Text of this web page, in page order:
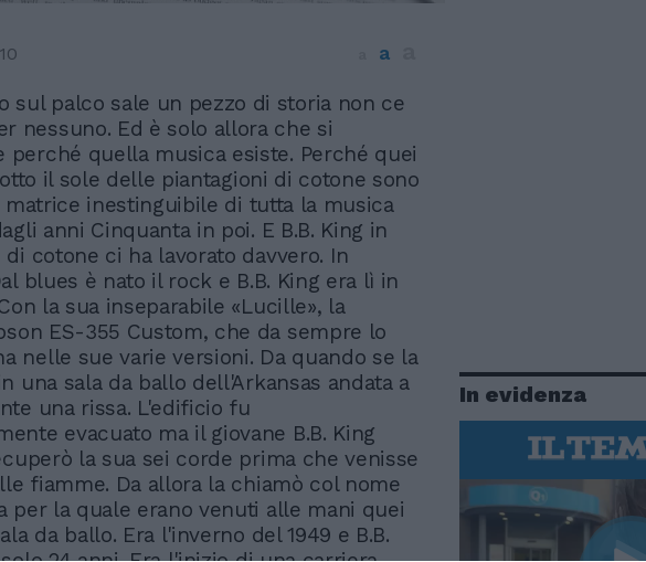
a
sul palco sale un pezzo di storia non ce
nessuno. Ed è solo allora che si
perché quella musica esiste. Perché quei
il sole delle piantagioni di cotone sono
matrice inestinguibile di tutta la musica
anni Cinquanta in poi. E B.B. King in
cotone ci ha lavorato davvero. In
blues è nato il rock e B.B. King era lì in
la sua inseparabile «Lucille», la
ES-355 Custom, che da sempre lo
nelle sue varie versioni. Da quando se la
una sala da ballo dell'Arkansas andata a
una rissa. L'edificio fu
evacuato ma il giovane B.B. King
la sua sei corde prima che venisse
fiamme. Da allora la chiamò col nome
per la quale erano venuti alle mani quei
da ballo. Era l'inverno del 1949 e B.B.
In evidenza